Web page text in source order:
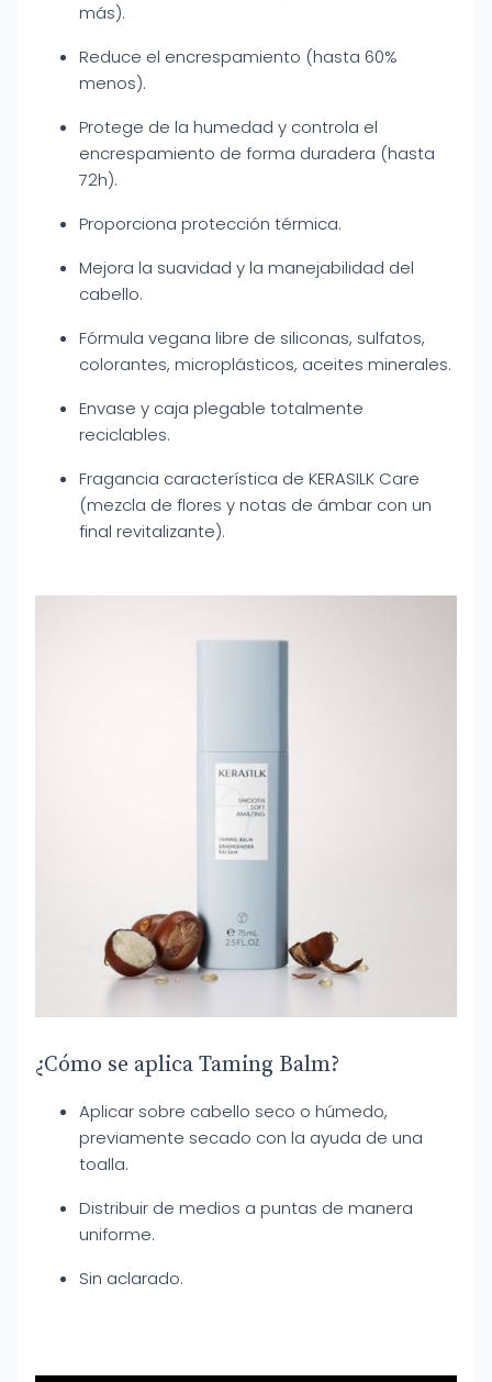
más).
Reduce el encrespamiento (hasta 60%
menos).
Protege de la humedad y controla el
encrespamiento de forma duradera (hasta
72h).
Proporciona protección térmica.
Mejora la suavidad y la manejabilidad del
cabello.
Fórmula vegana libre de siliconas, sulfatos,
colorantes, microplásticos, aceites minerales.
Envase y caja plegable totalmente
reciclables.
Fragancia característica de KERASILK Care
(mezcla de flores y notas de ámbar con un
final revitalizante).
¿Cómo se aplica Taming Balm?
Aplicar sobre cabello seco o húmedo,
previamente secado con la ayuda de una
toalla.
Distribuir de medios a puntas de manera
uniforme.
Sin aclarado.